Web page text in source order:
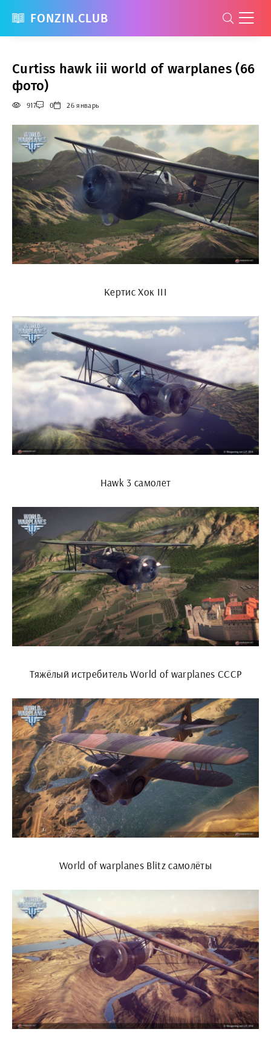
FONZIN.CLUB
Curtiss hawk iii world of warplanes (66
фото)
917 0 26 январь
Кертис Хок III
Hawk 3 самолет
Тяжёлый истребитель World of warplanes СССР
World of warplanes Blitz самолёты